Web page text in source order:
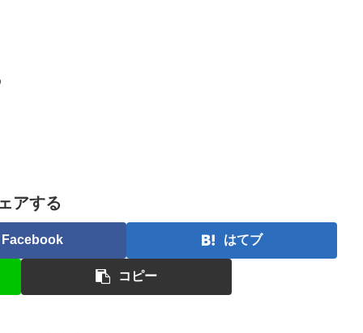
アする
Facebook はてブ
コピー